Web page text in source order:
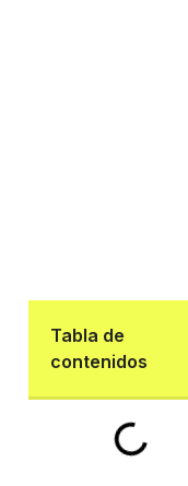
Tabla de
contenidos